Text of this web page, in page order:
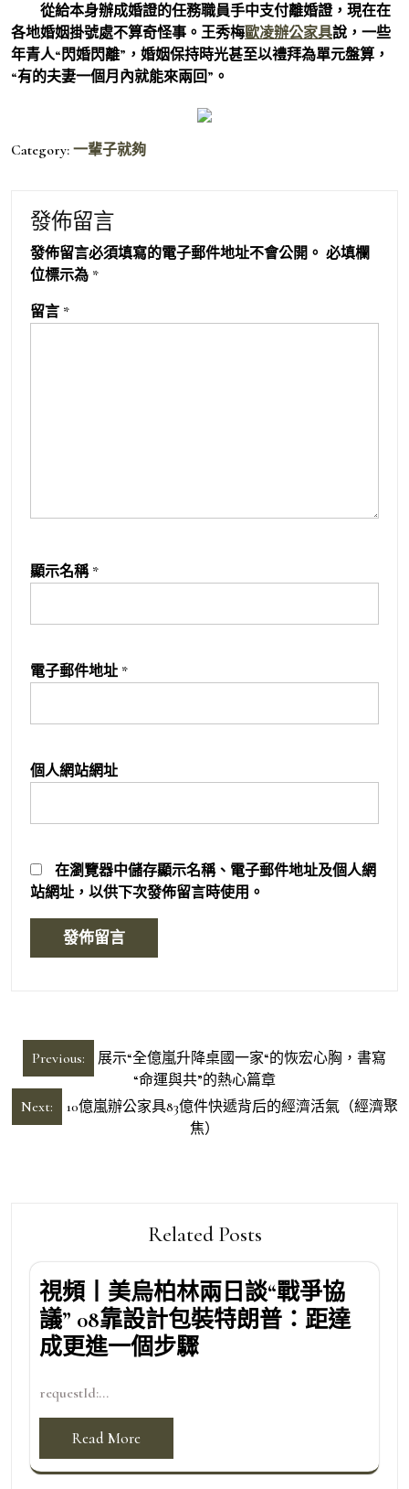
從給本身辦成婚證的任務職員手中支付離婚證，現在在
各地婚姻掛號處不算奇怪事。王秀梅歐凌辦公家具說，一些
年青人“閃婚閃離”，婚姻保持時光甚至以禮拜為單元盤算，
“有的夫妻一個月內就能來兩回”。
Category: 一輩子就夠
發佈留言
發佈留言必須填寫的電子郵件地址不會公開。 必填欄
位標示為 *
留言 *
顯示名稱 *
電子郵件地址 *
個人網站網址
在瀏覽器中儲存顯示名稱、電子郵件地址及個人網
站網址，以供下次發佈留言時使用。
文
章
導
Previous:
展示“全億嵐升降桌國一家“的恢宏心胸，書寫
“命運與共”的熱心篇章
Next:
10億嵐辦公家具83億件快遞背后的經濟活氣（經濟聚
焦）
Related Posts
視頻丨美烏柏林兩日談“戰爭協
議” 08靠設計包裝特朗普：距達
成更進一個步驟
requestId:...
Read More